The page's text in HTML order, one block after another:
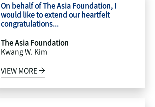
On behalf of The Asia Foundation, I
would like to extend our heartfelt
congratulations...
The Asia Foundation
Kwang W. Kim
VIEW MORE